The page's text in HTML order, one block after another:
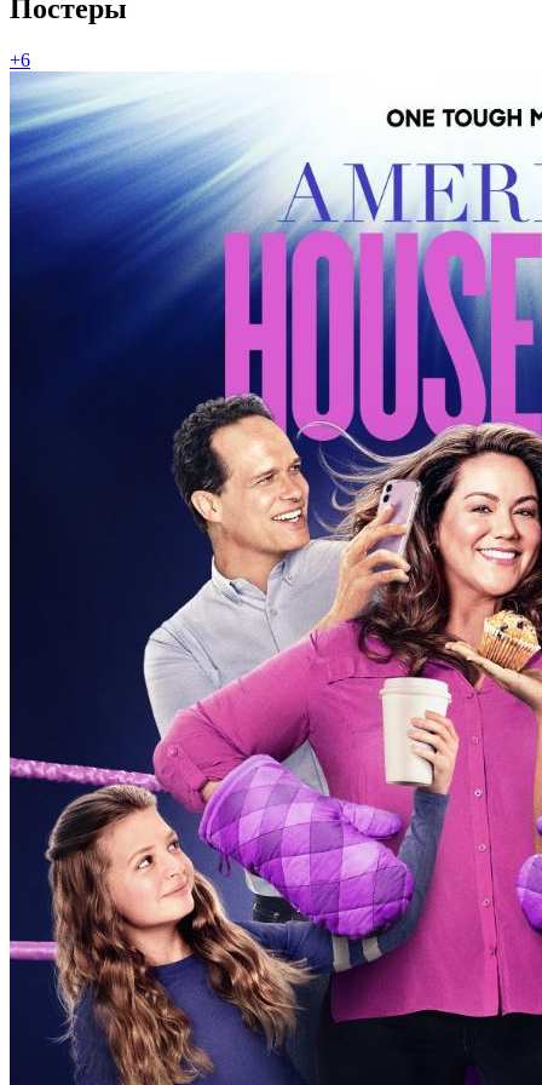
Постеры
+6